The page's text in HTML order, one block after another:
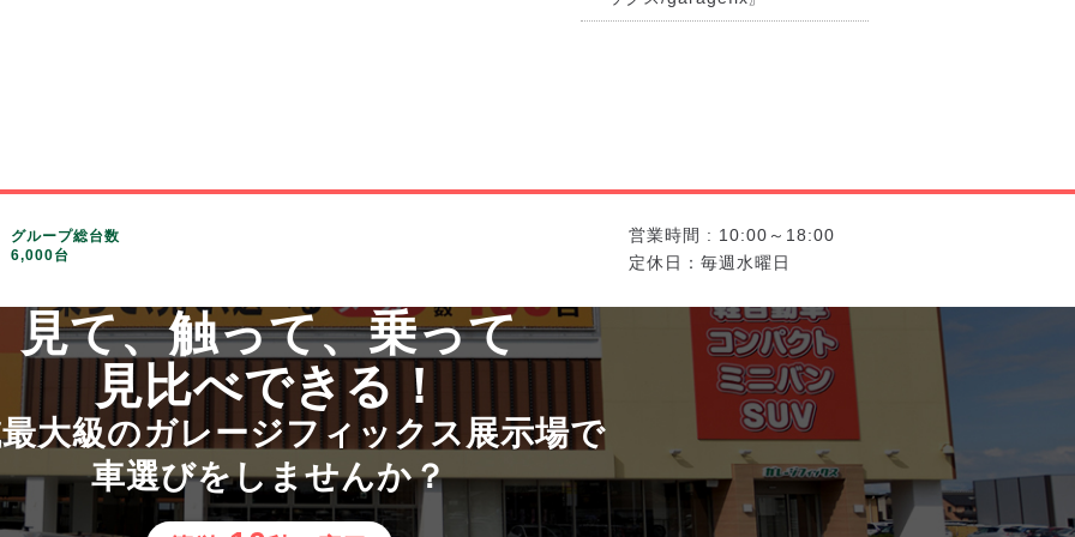
グループ総台数
6,000台
営業時間 : 10:00～18:00
定休日：毎週水曜日
見て、触って、乗って
見比べできる！
大級のガレージフィックス展示場で
車選びをしませんか？